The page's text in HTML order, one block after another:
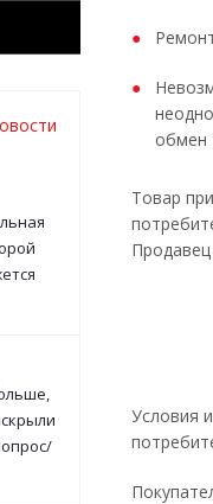
обмен
Товар
Условия